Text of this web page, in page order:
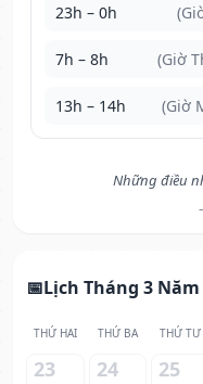
23h – 0h
7h – 8h (Giờ
13h – 14h (Giờ
Những điều
Lịch Tháng 3 Năm
THỨ HAI THỨ BA THỨ TƯ
23 24 25